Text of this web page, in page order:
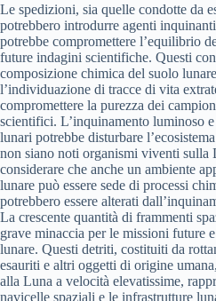
Le spedizioni, sia quelle condotte da
potrebbero introdurre agenti
potrebbe compromettere l’equilibrio
future indagini scientifiche. Questi
composizione chimica del suolo
l’individuazione di tracce di vita
compromettere la purezza dei
scientifici. L’inquinamento luminoso
lunari potrebbe disturbare
non siano noti organismi viventi sulla
considerare che anche un ambiente
lunare può essere sede di processi
potrebbero essere alterati
La crescente quantità di frammenti
grave minaccia per le missioni future
lunare. Questi detriti, costituiti da
esauriti e altri oggetti di origine
alla Luna a velocità elevatissime,
navicelle spaziali e le infrastrutture